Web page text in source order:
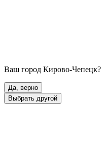
Ваш город Кирово-Чепецк?
Да, верно
Выбрать другой